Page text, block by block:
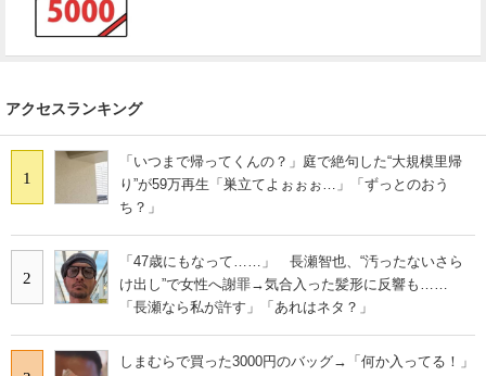
アクセスランキング
1
「いつまで帰ってくんの？」庭で絶句した“大規模里帰
り”が59万再生「巣立てよぉぉぉ…」「ずっとのおう
ち？」
2
「47歳にもなって……」 長瀬智也、“汚ったないさら
け出し”で女性へ謝罪→気合入った髪形に反響も……
「長瀬なら私が許す」「あれはネタ？」
しまむらで買った3000円のバッグ→「何か入ってる！」